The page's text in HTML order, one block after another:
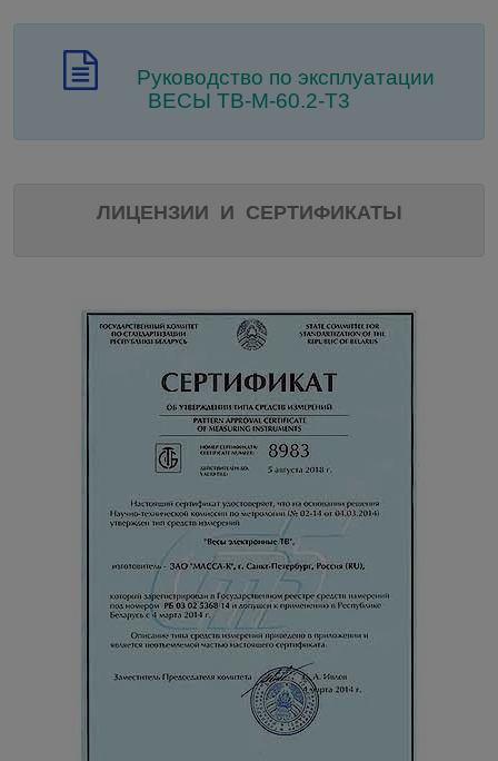
Руководство по эксплуатации
ВЕСЫ ТВ-M-60.2-Т3
ЛИЦЕНЗИИ И СЕРТИФИКАТЫ